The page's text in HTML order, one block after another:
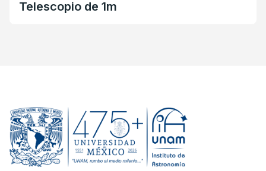
Telescopio de 1m